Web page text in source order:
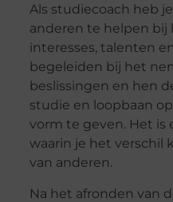
Als studiecoach heb
anderen te helpen
interesses, talenten
begeleiden bij het
beslissingen en hen
studie en loopbaan
vorm te geven. Het is
waarin je het verschil
van anderen.
Na het afronden van